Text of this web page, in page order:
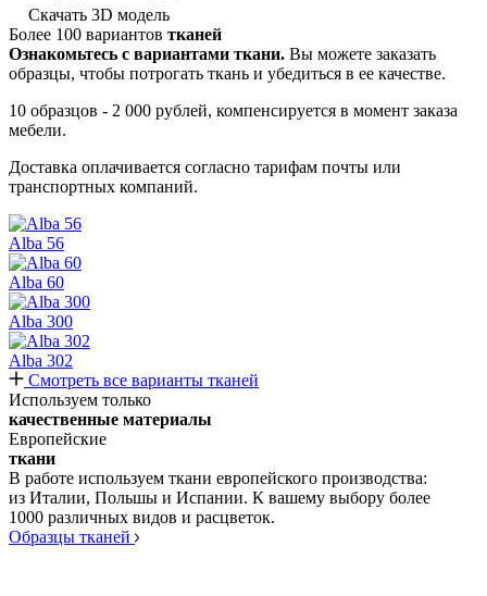
Скачать 3D модель
Более 100 вариантов тканей
Ознакомьтесь с вариантами ткани. Вы можете заказать
образцы, чтобы потрогать ткань и убедиться в ее качестве.
10 образцов - 2 000 рублей, компенсируется в момент заказа
мебели.
Доставка оплачивается согласно тарифам почты или
транспортных компаний.
Alba 56
Alba 60
Alba 300
Alba 302
Смотреть все варианты тканей
Используем только
качественные материалы
Европейские
ткани
В работе используем ткани европейского производства:
из Италии, Польшы и Испании. К вашему выбору более
1000 различных видов и расцветок.
Образцы тканей